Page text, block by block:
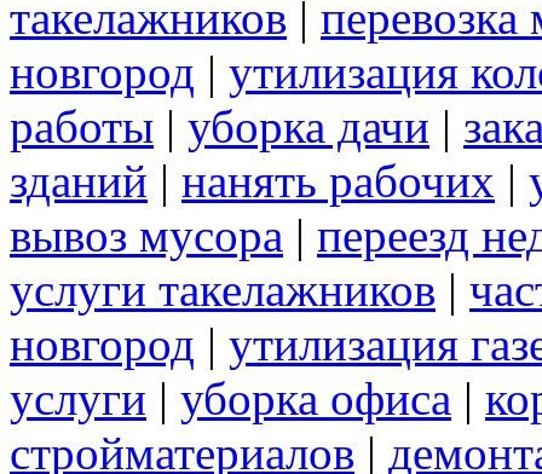
такелажников |
новгород | утилизация
работы | уборка дачи |
зданий | нанять рабочих |
вывоз мусора | переезд
услуги такелажников |
новгород | утилизация
услуги | уборка офиса |
стройматериалов |